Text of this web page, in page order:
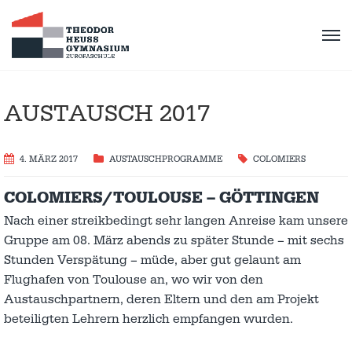
AUSTAUSCH 2017
4. MÄRZ 2017 AUSTAUSCH­PROGRAMME COLOMIERS
COLOMIERS/TOULOUSE – GÖTTINGEN
Nach einer streikbedingt sehr langen Anreise kam unsere
Gruppe am 08. März abends zu später Stunde – mit sechs
Stunden Verspätung – müde, aber gut gelaunt am
Flughafen von Toulouse an, wo wir von den
Austauschpartnern, deren Eltern und den am Projekt
beteiligten Lehrern herzlich empfangen wurden.